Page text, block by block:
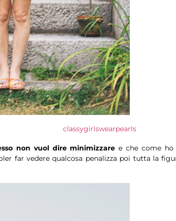
classygirlswearpearls
non vuol dire minimizzare e che come
far vedere qualcosa penalizza poi tutta la